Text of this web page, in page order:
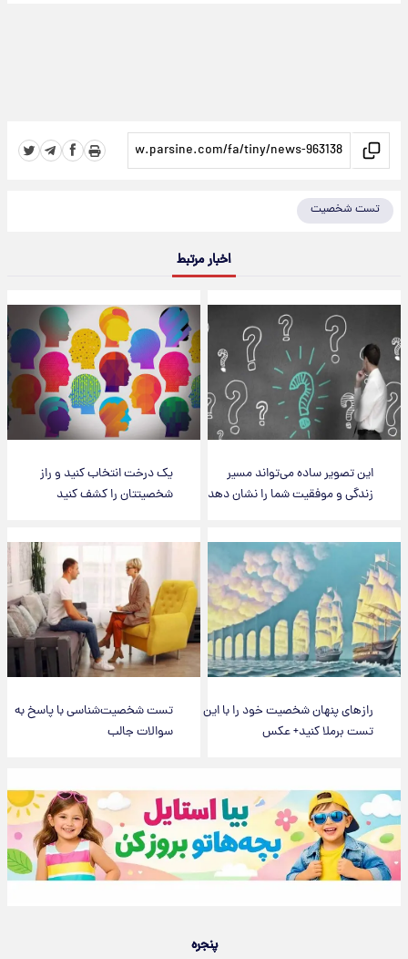
تست شخصیت
اخبار مرتبط
این تصویر ساده می‌تواند مسیر
زندگی و موفقیت شما را نشان دهد
یک درخت انتخاب کنید و راز
شخصیتتان را کشف کنید
رازهای پنهان شخصیت خود را با این
تست برملا کنید+ عکس
تست شخصیت‌شناسی با پاسخ به
سوالات جالب
پنجره